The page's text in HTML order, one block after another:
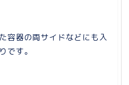
容器の両サイドなどにも入
です。